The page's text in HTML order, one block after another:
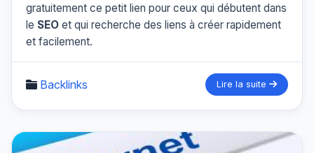
gratuitement ce petit lien pour ceux qui débutent dans
le SEO et qui recherche des liens à créer rapidement
et facilement.
Backlinks Lire la suite